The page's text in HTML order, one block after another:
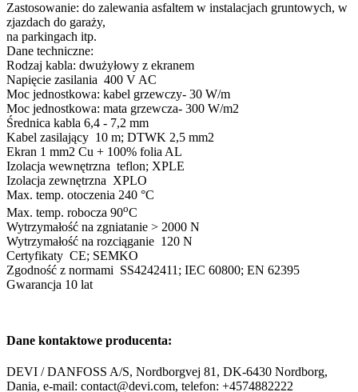
Zastosowanie: do zalewania asfaltem w instalacjach gruntowych, w
zjazdach do garaży,
na parkingach itp.
Dane techniczne:
Rodzaj kabla: dwużyłowy z ekranem
Napięcie zasilania 400 V AC
Moc jednostkowa: kabel grzewczy- 30 W/m
Moc jednostkowa: mata grzewcza- 300 W/m2
Średnica kabla 6,4 - 7,2 mm
Kabel zasilający 10 m; DTWK 2,5 mm2
Ekran 1 mm2 Cu + 100% folia AL
Izolacja wewnętrzna teflon; XPLE
Izolacja zewnętrzna XPLO
Max. temp. otoczenia 240 °C
Max. temp. robocza 90oC
Wytrzymałość na zgniatanie > 2000 N
Wytrzymałość na rozciąganie 120 N
Certyfikaty CE; SEMKO
Zgodność z normami SS4242411; IEC 60800; EN 62395
Gwarancja 10 lat
Dane kontaktowe producenta:
DEVI / DANFOSS A/S, Nordborgvej 81, DK-6430 Nordborg,
Dania, e-mail: contact@devi.com, telefon: +4574882222